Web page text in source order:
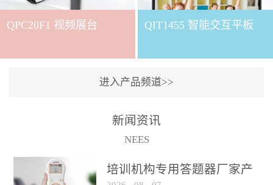
动的质量直接影响教学效
果与学生参与度。作为
打造的互动授课软件，
QVote 以 “让每一堂课都充
功能与数据化教学分析，
课堂互动解决方案，重新
定义了师生互动的新模
QPC20F1 视频展台 QIT1455 智能交互平板
进入产品频道>>
新闻资讯
NEES
培训机构专用答题器厂家产